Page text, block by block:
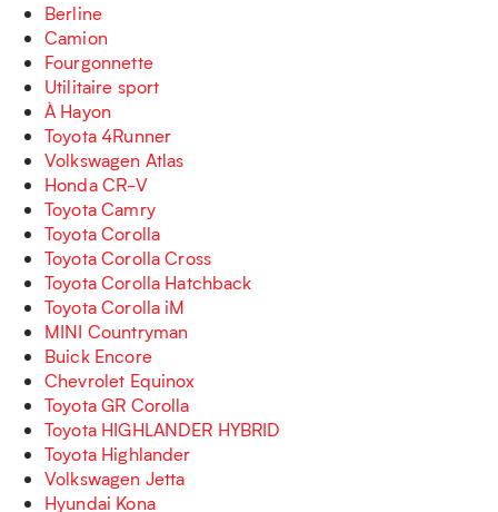
Berline
Camion
Fourgonnette
Utilitaire sport
À Hayon
Toyota 4Runner
Volkswagen Atlas
Honda CR-V
Toyota Camry
Toyota Corolla
Toyota Corolla Cross
Toyota Corolla Hatchback
Toyota Corolla iM
MINI Countryman
Buick Encore
Chevrolet Equinox
Toyota GR Corolla
Toyota HIGHLANDER HYBRID
Toyota Highlander
Volkswagen Jetta
Hyundai Kona